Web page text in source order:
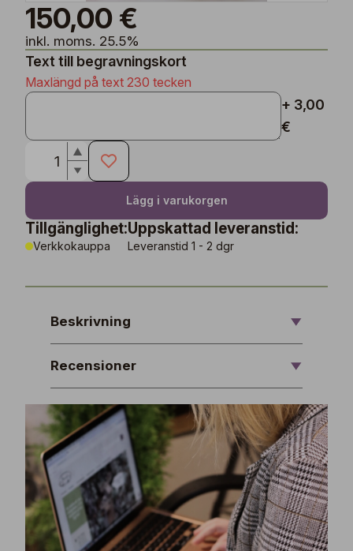
150,00 €
inkl. moms. 25.5%
Text till begravningskort
Maxlängd på text 230 tecken
+ 3,00
€
Lägg i varukorgen
Tillgänglighet:
Verkkokauppa
Uppskattad leveranstid:
Leveranstid 1 - 2 dgr
Beskrivning
Recensioner